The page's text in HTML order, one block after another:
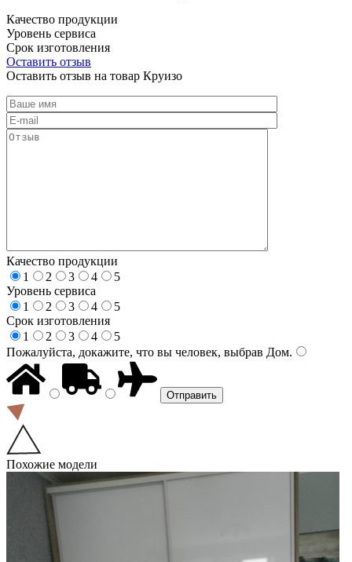
Качество продукции
Уровень сервиса
Срок изготовления
Оставить отзыв
Оставить отзыв на товар Круизо
Качество продукции
1
2 3 4
5
Уровень сервиса
1
2 3 4
5
Срок изготовления
1
2 3 4
5
Пожалуйста, докажите, что вы человек, выбрав Дом.
Похожие модели